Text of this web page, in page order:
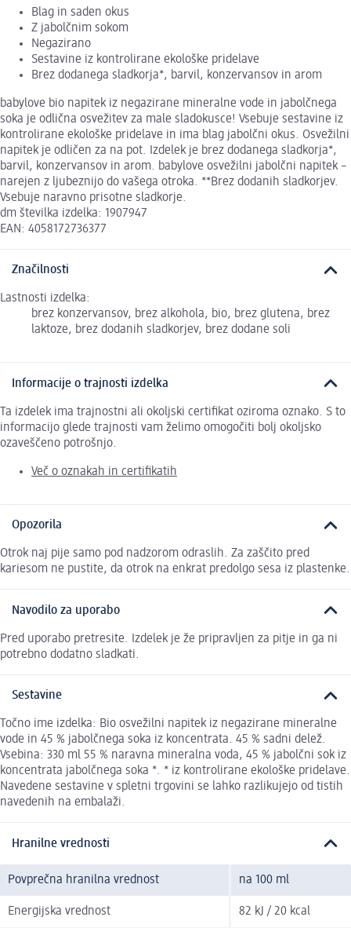
Blag in saden okus
Z jabolčnim sokom
Negazirano
Sestavine iz kontrolirane ekološke pridelave
Brez dodanega sladkorja*, barvil, konzervansov in arom
babylove bio napitek iz negazirane mineralne vode in jabolčnega
soka je odlična osvežitev za male sladokusce! Vsebuje sestavine iz
kontrolirane ekološke pridelave in ima blag jabolčni okus. Osvežilni
napitek je odličen za na pot. Izdelek je brez dodanega sladkorja*,
barvil, konzervansov in arom. babylove osvežilni jabolčni napitek –
narejen z ljubeznijo do vašega otroka. **Brez dodanih sladkorjev.
Vsebuje naravno prisotne sladkorje.
dm številka izdelka: 1907947
EAN: 4058172736377
Značilnosti
Lastnosti izdelka:
brez konzervansov, brez alkohola, bio, brez glutena, brez
laktoze, brez dodanih sladkorjev, brez dodane soli
Informacije o trajnosti izdelka
Ta izdelek ima trajnostni ali okoljski certifikat oziroma oznako. S to
informacijo glede trajnosti vam želimo omogočiti bolj okoljsko
ozaveščeno potrošnjo.
Več o oznakah in certifikatih
Opozorila
Otrok naj pije samo pod nadzorom odraslih. Za zaščito pred
kariesom ne pustite, da otrok na enkrat predolgo sesa iz plastenke.
Navodilo za uporabo
Pred uporabo pretresite. Izdelek je že pripravljen za pitje in ga ni
potrebno dodatno sladkati.
Sestavine
Točno ime izdelka: Bio osvežilni napitek iz negazirane mineralne
vode in 45 % jabolčnega soka iz koncentrata. 45 % sadni delež.
Vsebina: 330 ml 55 % naravna mineralna voda, 45 % jabolčni sok iz
koncentrata jabolčnega soka *. * iz kontrolirane ekološke pridelave.
Navedene sestavine v spletni trgovini se lahko razlikujejo od tistih
navedenih na embalaži.
Hranilne vrednosti
Povprečna hranilna vrednost na 100 ml
Energijska vrednost 82 kJ / 20 kcal